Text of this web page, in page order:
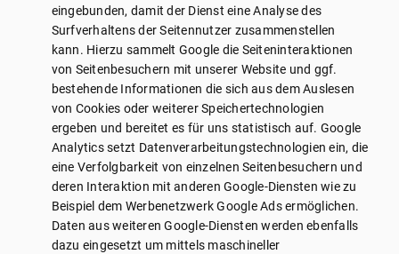
eingebunden, damit der Dienst eine Analyse des
Surfverhaltens der Seitennutzer zusammenstellen
kann. Hierzu sammelt Google die Seiteninteraktionen
von Seitenbesuchern mit unserer Website und ggf.
bestehende Informationen die sich aus dem Auslesen
von Cookies oder weiterer Speichertechnologien
ergeben und bereitet es für uns statistisch auf. Google
Analytics setzt Datenverarbeitungstechnologien ein, die
eine Verfolgbarkeit von einzelnen Seitenbesuchern und
deren Interaktion mit anderen Google-Diensten wie zu
Beispiel dem Werbenetzwerk Google Ads ermöglichen.
Daten aus weiteren Google-Diensten werden ebenfalls
dazu eingesetzt um mittels maschineller